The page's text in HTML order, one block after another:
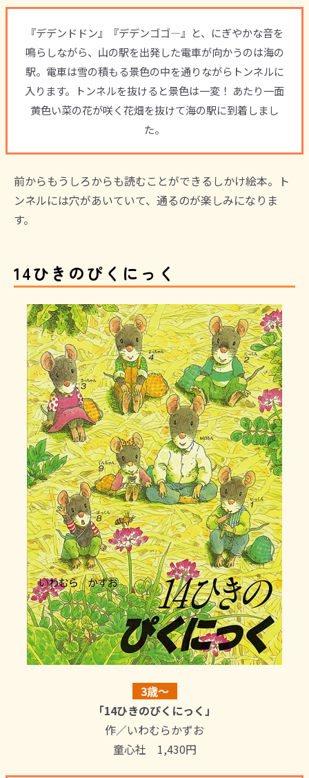
『デデンドドン』『デデンゴゴ―』と、にぎやかな音を
鳴らしながら、山の駅を出発した電車が向かうのは海の
駅。電車は雪の積もる景色の中を通りながらトンネルに
入ります。トンネルを抜けると景色は一変！ あたり一面
黄色い菜の花が咲く花畑を抜けて海の駅に到着しまし
た。
前からもうしろからも読むことができるしかけ絵本。ト
ンネルには穴があいていて、通るのが楽しみになりま
す。
14ひきのぴくにっく
3歳～
「14ひきのぴくにっく」
作／いわむらかずお
童心社 1,430円